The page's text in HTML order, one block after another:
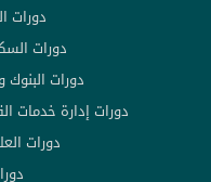
دورات
دورات
دورات البنوك
دورات إدارة خدمات
دورات